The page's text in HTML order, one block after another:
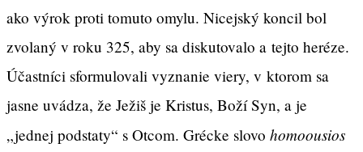
ako výrok proti tomuto omylu. Nicejský koncil bol
zvolaný v roku 325, aby sa diskutovalo a tejto heréze.
Účastníci sformulovali vyznanie viery, v ktorom sa
jasne uvádza, že Ježiš je Kristus, Boží Syn, a je
„jednej podstaty“ s Otcom. Grécke slovo homoousios